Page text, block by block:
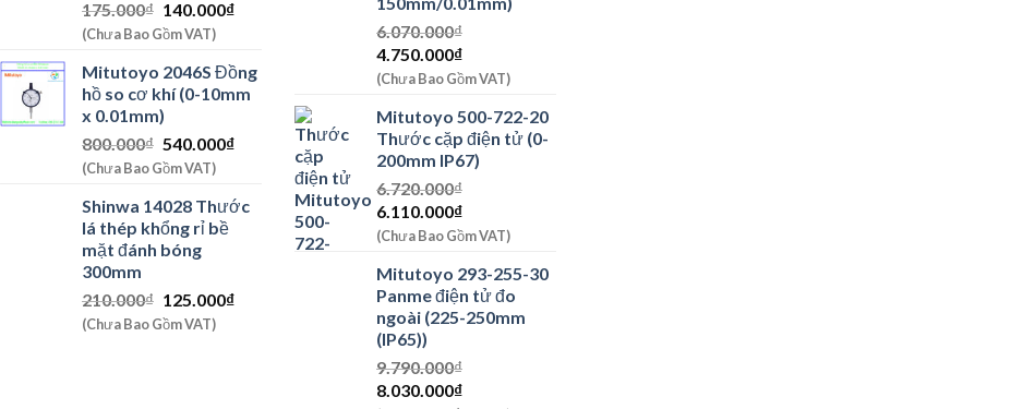
175.000₫ Giá
gốc
175.000₫.
140.000₫Giá
là:
140.000₫.
(Chưa Bao Gồm VAT)
Mitutoyo 2046S Đồng
hồ so cơ khí (0-10mm
x 0.01mm)
800.000₫ Giá
gốc
800.000₫.
540.000₫Giá
là:
540.000₫.
(Chưa Bao Gồm VAT)
Shinwa 14028 Thước
lá thép khổng rỉ bề
mặt đánh bóng
300mm
210.000₫ Giá
gốc
125.000₫Giá
(Chưa Bao Gồm VAT)
6.070.000₫
Giá
gốc
6.070.000₫.
4.750.000₫Giá
hiện
là:
4.750.000₫.
(Chưa Bao Gồm VAT)
Mitutoyo 500-722-20
Thước cặp điện tử (0-
200mm IP67)
6.720.000₫
Giá
gốc
6.720.000₫.
6.110.000₫Giá
hiện
là:
6.110.000₫.
(Chưa Bao Gồm VAT)
Mitutoyo 293-255-30
Panme điện tử đo
ngoài (225-250mm
(IP65))
9.790.000₫
Giá
8.030.000₫Giá